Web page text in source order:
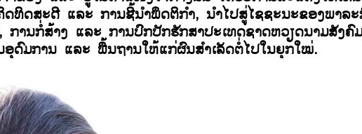
ດທິດສະດີ ແລະ ການຊີ້ນຳພຶດຕິກຳ, ນຳໄປສູ່ໄຊຊະນະຂອງພາລ
ການກໍ່ສ້າງ ແລະ ການປົກປັກຮັກສາປະເທດຊາດຫວຽດນາມສັງ
ອຸດົມການ ແລະ ພື້ນຖານໃຫ້ແກ່ຜົນສຳເລັດຕໍ່ໄປໃນຍຸກໃໝ່.